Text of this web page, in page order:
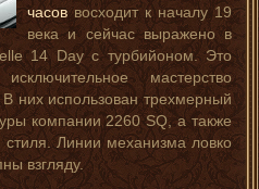
часоввосходит к началу 19
века и сейчас выражено в
14 Day с турбийоном. Это
мастерство
В них использован трехмерный
компании 2260 SQ, а также
стиля. Линии механизма ловко
взгляду.